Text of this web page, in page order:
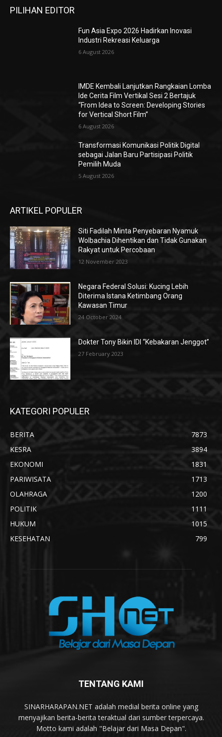
PILIHAN EDITOR
Fun Asia Expo 2026 Hadirkan Inovasi
Industri Rekreasi Keluarga
6 August 2026
IMDE Kembali Lanjutkan Rangkaian Lomba
Ide Cerita Film Vertikal Sesi 2 Bertajuk
“From Idea to Screen: Developing Stories
for Vertical Short Film”
6 August 2026
Transformasi Komunikasi Politik Digital
sebagai Jalan Baru Partisipasi Politik
Pemilih Muda
5 August 2026
ARTIKEL POPULER
Siti Fadilah Minta Penyebaran Nyamuk
Wolbachia Dihentikan dan Tidak Gunakan
Rakyat untuk Percobaan
12 November 2023
Negara Federal Solusi: Kucing Lebih
Diterima Istana Ketimbang Orang
Kawasan Timur
24 October 2024
Dokter Tony Bikin IDI “Kebakaran Jenggot”
27 February 2023
KATEGORI POPULER
BERITA
7873
KESRA
3894
EKONOMI
1831
PARIWISATA
1713
OLAHRAGA
1200
POLITIK
1111
HUKUM
1015
KESEHATAN
799
TENTANG KAMI
SINARHARAPAN.NET adalah medial berita online yang
menyajikan berita-berita teraktual dari sumber terpercaya.
Motto kami adalah "Belajar dari Masa Depan".